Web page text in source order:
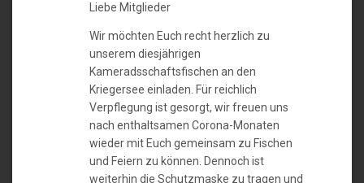
Liebe Mitglieder
Wir möchten Euch recht herzlich zu
unserem diesjährigen
Kameradsschaftsfischen an den
Kriegersee einladen. Für reichlich
Verpflegung ist gesorgt, wir freuen uns
nach enthaltsamen Corona-Monaten
wieder mit Euch gemeinsam zu Fischen
und Feiern zu können. Dennoch ist
weiterhin die Schutzmaske zu tragen und